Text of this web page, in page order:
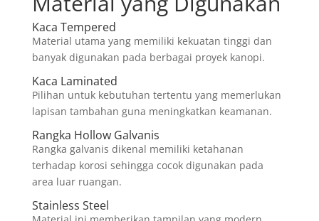
Kaca Tempered
Material utama yang memiliki kekuatan tinggi dan
banyak digunakan pada berbagai proyek kanopi.
Kaca Laminated
Pilihan untuk kebutuhan tertentu yang memerlukan
lapisan tambahan guna meningkatkan keamanan.
Rangka Hollow Galvanis
Rangka galvanis dikenal memiliki ketahanan
terhadap korosi sehingga cocok digunakan pada
area luar ruangan.
Stainless Steel